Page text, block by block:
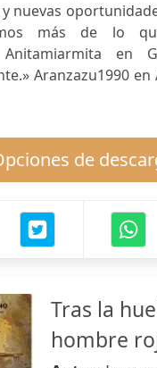
nuevas
más de lo
Anitamiarmita en
Aranzazu1990 en
de
Tras la
hombre